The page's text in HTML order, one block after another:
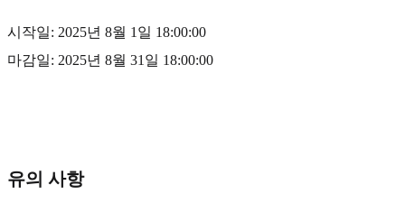
시작일: 2025년 8월 1일 18:00:00
마감일: 2025년 8월 31일 18:00:00
유의 사항